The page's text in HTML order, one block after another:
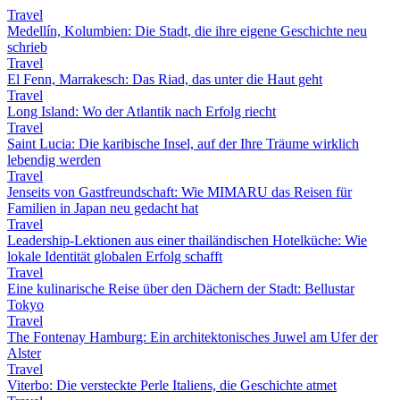
Travel
Medellín, Kolumbien: Die Stadt, die ihre eigene Geschichte neu
schrieb
Travel
El Fenn, Marrakesch: Das Riad, das unter die Haut geht
Travel
Long Island: Wo der Atlantik nach Erfolg riecht
Travel
Saint Lucia: Die karibische Insel, auf der Ihre Träume wirklich
lebendig werden
Travel
Jenseits von Gastfreundschaft: Wie MIMARU das Reisen für
Familien in Japan neu gedacht hat
Travel
Leadership-Lektionen aus einer thailändischen Hotelküche: Wie
lokale Identität globalen Erfolg schafft
Travel
Eine kulinarische Reise über den Dächern der Stadt: Bellustar
Tokyo
Travel
The Fontenay Hamburg: Ein architektonisches Juwel am Ufer der
Alster
Travel
Viterbo: Die versteckte Perle Italiens, die Geschichte atmet